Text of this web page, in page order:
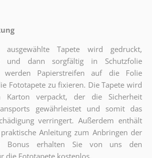
Tapete wird gedruckt,
und dann sorgfältig in Schutzfolie
werden Papierstreifen auf die Folie
Fototapete zu fixieren. Die Tapete wird
Karton verpackt, der die Sicherheit
gewährleistet und somit das
verringert. Außerdem enthält
Anleitung zum Anbringen der
Bonus erhalten Sie von uns den
die Fototapete kostenlos.